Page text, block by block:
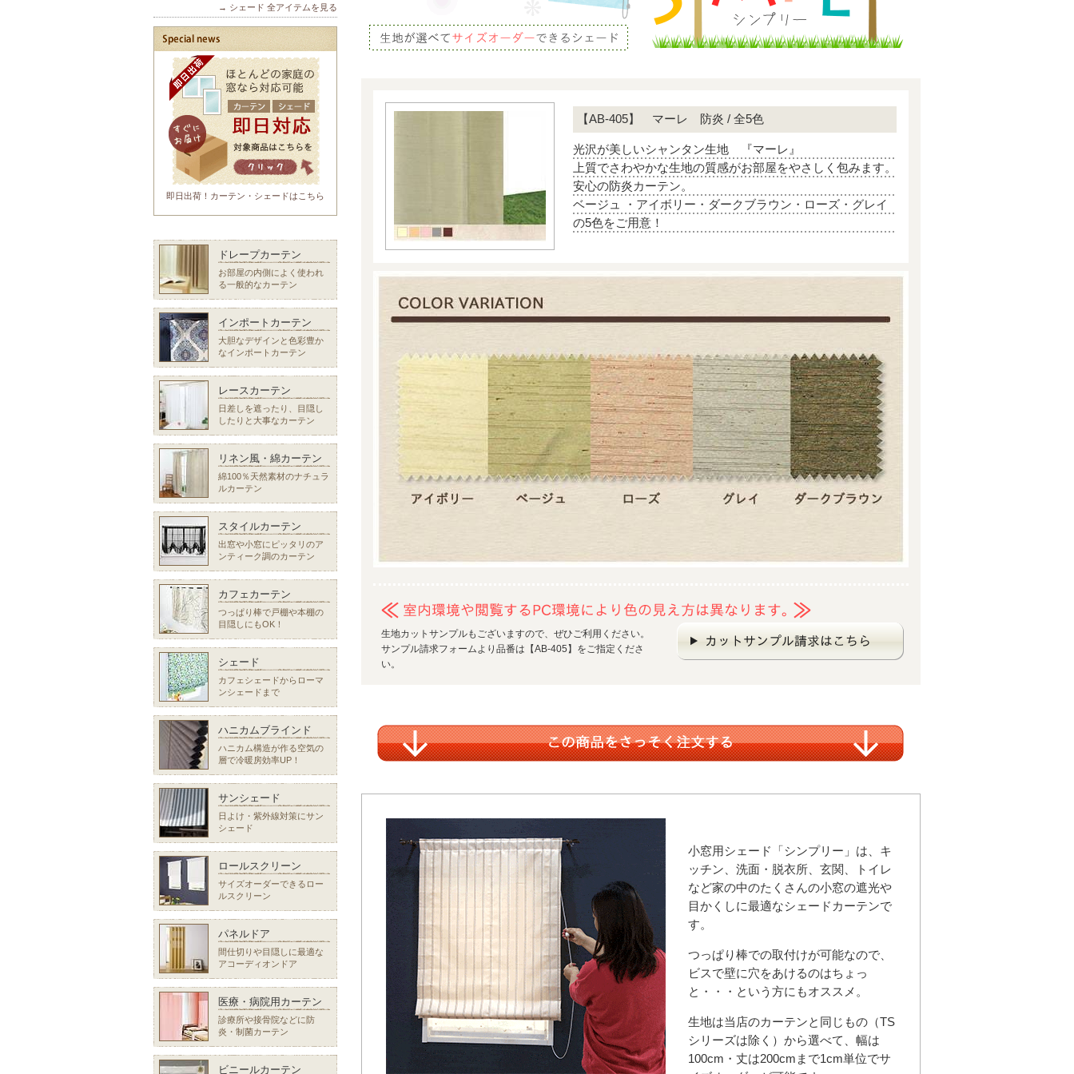
【AB-405】 マーレ 防炎 / 全5色
光沢が美しいシャンタン生地 『マーレ』
上質でさわやかな生地の質感がお部屋をやさしく包みます。
安心の防炎カーテン。
ベージュ ・アイボリー・ダークブラウン・ローズ・グレイ
の5色をご用意！
生地カットサンプルもございますので、ぜひご利用ください。
サンプル請求フォームより品番は【AB-405】をご指定くださ
い。
小窓用シェード「シンプリー」は、キ
ッチン、洗面・脱衣所、玄関、トイレ
など家の中のたくさんの小窓の遮光や
目かくしに最適なシェードカーテンで
す。
つっぱり棒での取付けが可能なので、
ビスで壁に穴をあけるのはちょっ
と・・・という方にもオススメ。
生地は当店のカーテンと同じもの（TS
シリーズは除く）から選べて、幅は
100cm・丈は200cmまで1cm単位でサ
→ シェード 全アイテムを見る
即日出荷！カーテン・シェードはこちら
ドレープカーテン
お部屋の内側によく使われ
る一般的なカーテン
インポートカーテン
大胆なデザインと色彩豊か
なインポートカーテン
レースカーテン
日差しを遮ったり、目隠し
したりと大事なカーテン
リネン風・綿カーテン
綿100％天然素材のナチュラ
ルカーテン
スタイルカーテン
出窓や小窓にピッタリのア
ンティーク調のカーテン
カフェカーテン
つっぱり棒で戸棚や本棚の
目隠しにもOK！
シェード
カフェシェードからローマ
ンシェードまで
ハニカムブラインド
ハニカム構造が作る空気の
層で冷暖房効率UP！
サンシェード
日よけ・紫外線対策にサン
シェード
ロールスクリーン
サイズオーダーできるロー
ルスクリーン
パネルドア
間仕切りや目隠しに最適な
アコーディオンドア
医療・病院用カーテン
診療所や接骨院などに防
炎・制菌カーテン
ビニールカーテン